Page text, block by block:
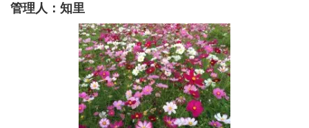
管理人：知里